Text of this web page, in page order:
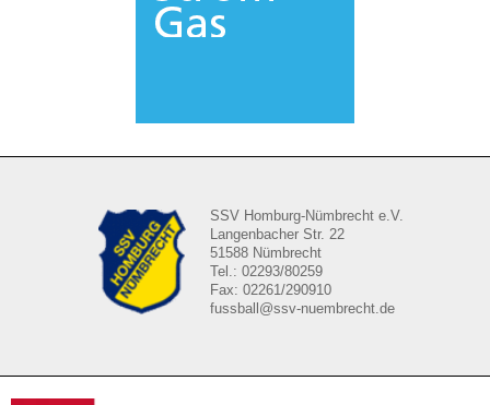
SSV Homburg-Nümbrecht e.V.
Langenbacher Str. 22
51588 Nümbrecht
Tel.: 02293/80259
Fax: 02261/290910
fussball@ssv-nuembrecht.de